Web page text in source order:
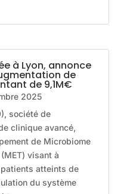
à Lyon, annonce
de
de 9,1M€
2025
société de
clinique avancé,
de Microbiome
visant à
atteints de
du système